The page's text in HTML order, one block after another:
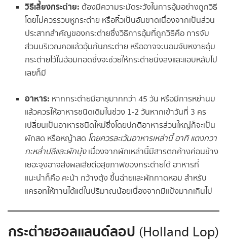
วิธีเลี้ยงกระต่าย:ต้องมีความระมัดระวังในการอุ้มอย่างถูกวิธี
โดยไม่ควรรวบหูกระต่าย หรือหิ้วเป็นอันขาดเนื่องจากเป็นส่วน
ประสาทสำคัญของกระต่ายซึ่งวิธีการอุ้มที่ถูกวิธีคือ การจับ
ส่วนบริเวณคอแล้วอุ้มก้นกระต่าย หรืออาจจะนอนจับหงายอุ้ม
กระต่ายไว้ในอ้อมกอดซึ่งจะช่วยให้กระต่ายนิ่งลงและแอบหลับไป
เลยก็มี
อาหาร: หากกระต่ายมีอายุมากกว่า 45 วัน หรือมีการหย่านม
แล้วควรให้อาหารชนิดเดิมในช่วง 1-2 วันหากเข้าวันที่ 3 คร
เปลี่ยนเป็นอาหารชนิดใหม่ซึ่งโดยปกติอาหารส่วนใหญ่ก็จะเป็น
ผักสด หรือหญ้าสด โดยควรละเว้นอาหารเหล่านี้ อาทิ แตงกวา
กะหล่ำปลีและผักบุ้งเนื่องจากผักเหล่านี้มีสารตกค้างค่อนข้าง
เยอะจุงอาจส่งผลเสียต่อสุขภาพของกระต่ายได้ อาหารที่
แนะนำก็คือ คะน้า กว้างตุ้ง ขึ้นฉ่ายและผักกาดหอม สำหรับ
แครอทให้ทานได้แต่ในปริมาณน้อยเนื่องจากมีแป้งมากเกินไป
กระต่ายฮอลแลนด์ลอป (Holland Lop)